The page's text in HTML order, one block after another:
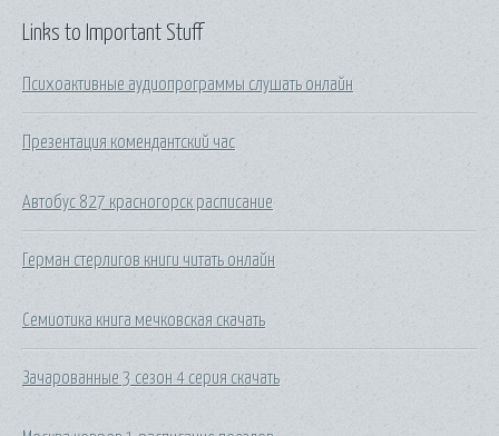
Links to Important Stuff
Психоактивные аудиопрограммы слушать онлайн
Презентация комендантский час
Автобус 827 красногорск расписание
Герман стерлигов книги читать онлайн
Семиотика книга мечковская скачать
Зачарованные 3 сезон 4 серия скачать